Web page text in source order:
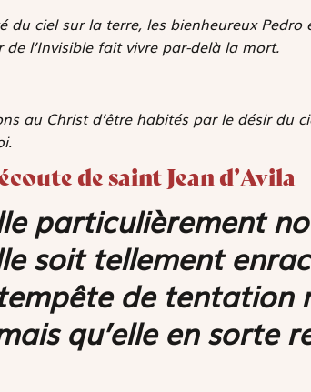
du ciel sur la terre, les bienheureux
de l’Invisible fait vivre par-delà la mort.
au Christ d’être habités par le désir du
de saint Jean d’Avila
particulièrement
soit tellement
de tentation
qu’elle en sorte